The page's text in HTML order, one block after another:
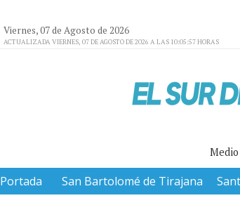
Viernes, 07 de Agosto de 2026
ACTUALIZADA VIERNES, 07 DE AGOSTO DE 2026 A LAS 10:05:57 HORAS
Portada San Bartolomé de Tirajana